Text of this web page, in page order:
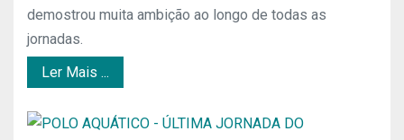
demostrou muita ambição ao longo de todas as
jornadas.
Ler Mais ...